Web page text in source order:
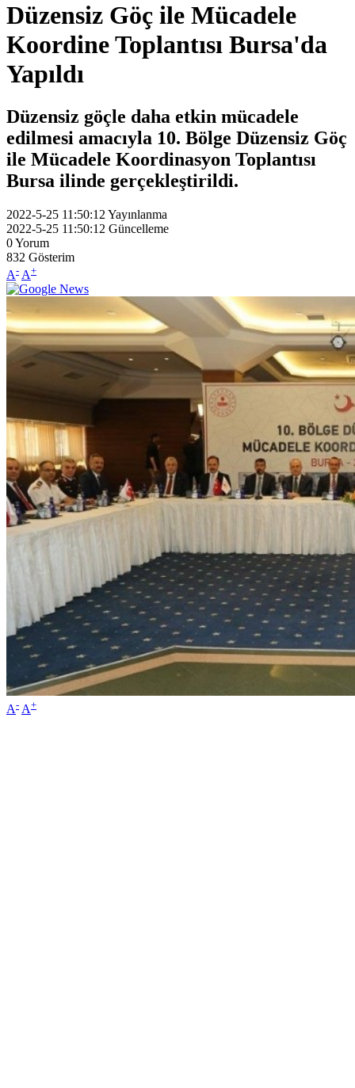
Düzensiz Göç ile Mücadele
Koordine Toplantısı Bursa'da
Yapıldı
Düzensiz göçle daha etkin mücadele
edilmesi amacıyla 10. Bölge Düzensiz Göç
ile Mücadele Koordinasyon Toplantısı
Bursa ilinde gerçekleştirildi.
2022-5-25 11:50:12 Yayınlanma
2022-5-25 11:50:12 Güncelleme
0Yorum
832 Gösterim
A- A+
A- A+